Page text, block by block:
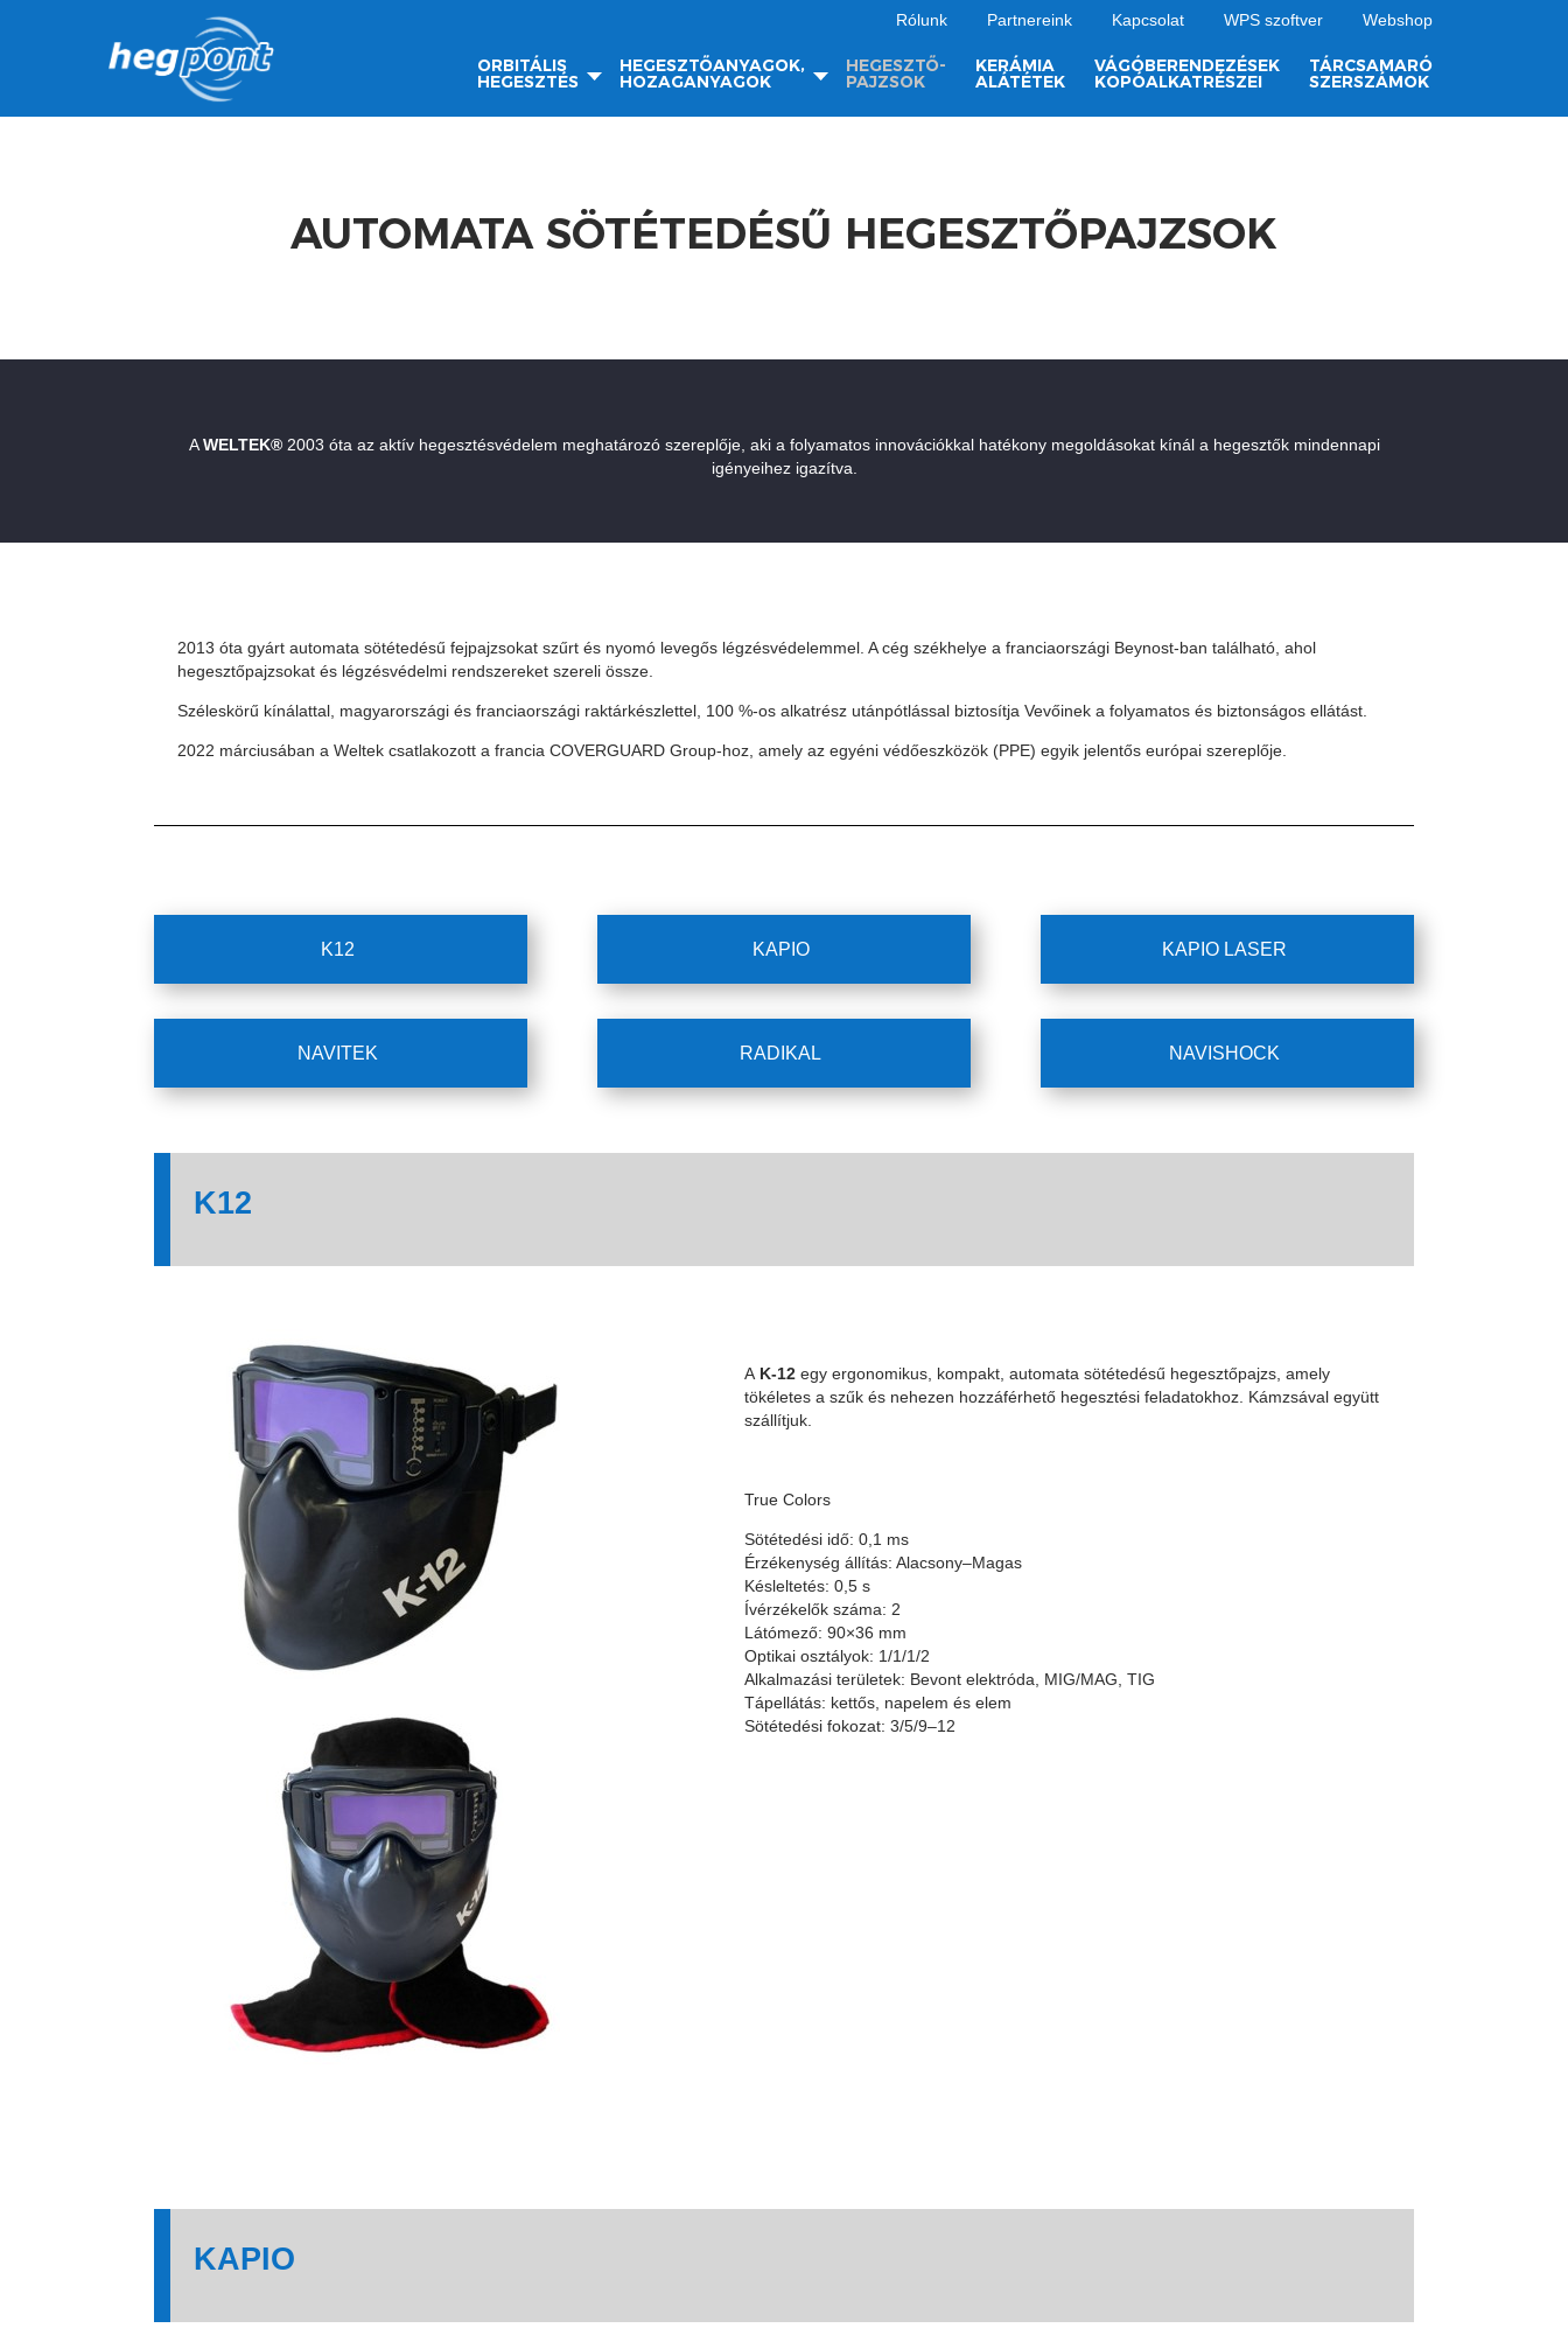
Rólunk Partnereink Kapcsolat WPS szoftver Webshop
ORBITÁLIS
HEGESZTÉS
HEGESZTŐANYAGOK,
HOZAGANYAGOK
HEGESZTŐ-
PAJZSOK
KERÁMIA
ALÁTÉTEK
VÁGÓBERENDEZÉSEK
KOPÓALKATRÉSZEI
TÁRCSAMARÓ
SZERSZÁMOK
AUTOMATA SÖTÉTEDÉSŰ HEGESZTŐPAJZSOK
AWELTEK®2003 óta az aktív hegesztésvédelem meghatározó szereplője, aki a folyamatos innovációkkal hatékony megoldásokat kínál a hegesztők mindennapi
igényeihez igazítva.
2013 óta gyárt automata sötétedésű fejpajzsokat szűrt és nyomó levegős légzésvédelemmel. A cég székhelye a franciaországi Beynost-ban található, ahol
hegesztőpajzsokat és légzésvédelmi rendszereket szereli össze.
Széleskörű kínálattal, magyarországi és franciaországi raktárkészlettel, 100 %-os alkatrész utánpótlással biztosítja Vevőinek a folyamatos és biztonságos ellátást.
2022 márciusában a Weltek csatlakozott a francia COVERGUARD Group-hoz, amely az egyéni védőeszközök (PPE) egyik jelentős európai szereplője.
K12
NAVITEK
KAPIO
RADIKAL
KAPIO LASER
NAVISHOCK
K12
AK-12egy ergonomikus, kompakt, automata sötétedésű hegesztőpajzs, amely
tökéletes a szűk és nehezen hozzáférhető hegesztési feladatokhoz. Kámzsával együtt
szállítjuk.
True Colors
Sötétedési idő: 0,1 ms
Érzékenység állítás: Alacsony–Magas
Késleltetés: 0,5 s
Ívérzékelők száma: 2
Látómező: 90×36 mm
Optikai osztályok: 1/1/1/2
Alkalmazási területek: Bevont elektróda, MIG/MAG, TIG
Tápellátás: kettős, napelem és elem
Sötétedési fokozat: 3/5/9–12
KAPIO